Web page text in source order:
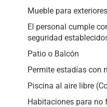
Mueble para exteriores
El personal cumple
seguridad
Patio o Balcón
Permite estadías con
Piscina al aire libre
Habitaciones para no